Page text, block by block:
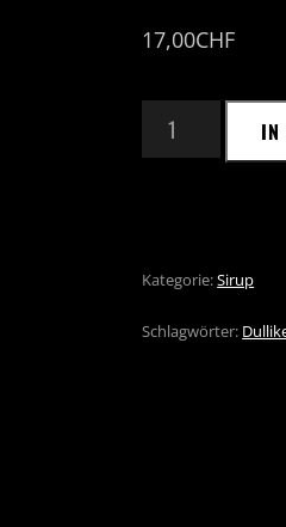
17,00CHF
QUITTEN
SIRUP
IN
Kategorie:Sirup
Schlagwörter: